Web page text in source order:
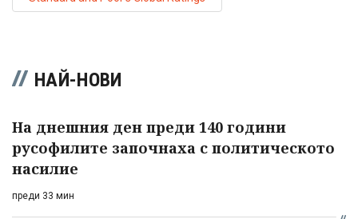
НАЙ-НОВИ
На днешния ден преди 140 години
русофилите започнаха с политическото
насилие
преди 33 мин